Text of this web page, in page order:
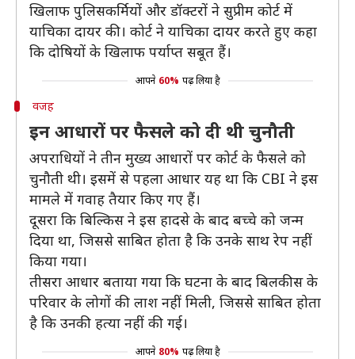
खिलाफ पुलिसकर्मियों और डॉक्टरों ने सुप्रीम कोर्ट में
याचिका दायर की। कोर्ट ने याचिका दायर करते हुए कहा
कि दोषियों के खिलाफ पर्याप्त सबूत हैं।
आपने 60% पढ़ लिया है
वजह
इन आधारों पर फैसले को दी थी चुनौती
अपराधियों ने तीन मुख्य आधारों पर कोर्ट के फैसले को
चुनौती थी। इसमें से पहला आधार यह था कि CBI ने इस
मामले में गवाह तैयार किए गए हैं।
दूसरा कि बिल्किस ने इस हादसे के बाद बच्चे को जन्म
दिया था, जिससे साबित होता है कि उनके साथ रेप नहीं
किया गया।
तीसरा आधार बताया गया कि घटना के बाद बिलकीस के
परिवार के लोगों की लाश नहीं मिली, जिससे साबित होता
है कि उनकी हत्या नहीं की गई।
आपने 80% पढ़ लिया है